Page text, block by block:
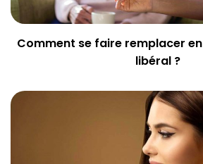
Comment se faire remplacer
libéral ?